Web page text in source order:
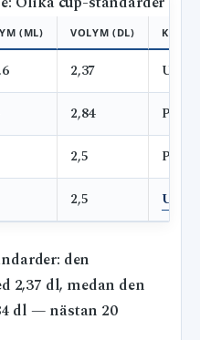
(ML) VOLYM (DL) KÄLLA
2,37 Unit
2,84 Pufz
2,5 Pufz
2,5
den
2,37 dl, medan den
dl — nästan 20